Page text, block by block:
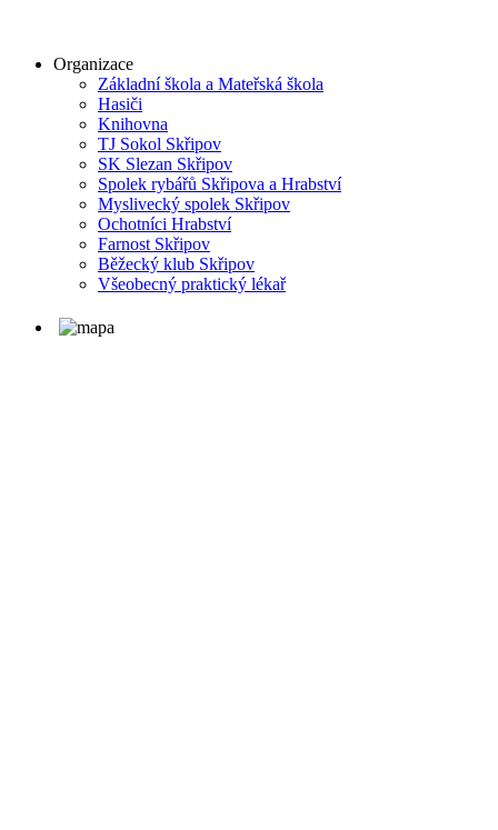
Organizace
Základní škola a Mateřská škola
Hasiči
Knihovna
TJ Sokol Skřipov
SK Slezan Skřipov
Spolek rybářů Skřipova a Hrabství
Myslivecký spolek Skřipov
Ochotníci Hrabství
Farnost Skřipov
Běžecký klub Skřipov
Všeobecný praktický lékař